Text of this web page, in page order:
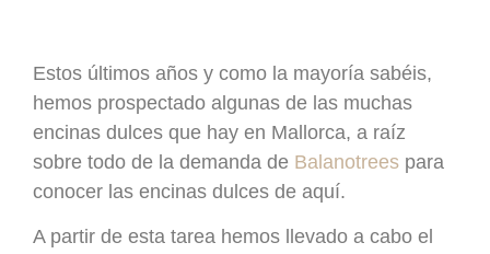
Estos últimos años y como la mayoría sabéis,
hemos prospectado algunas de las muchas
encinas dulces que hay en Mallorca, a raíz
sobre todo de la demanda de Balanotrees para
conocer las encinas dulces de aquí.
A partir de esta tarea hemos llevado a cabo el